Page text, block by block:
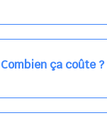
Vous avez besoin
les places disponibles
Combien ça coûte ?
Votre accueil est
habituel. N'hésitez